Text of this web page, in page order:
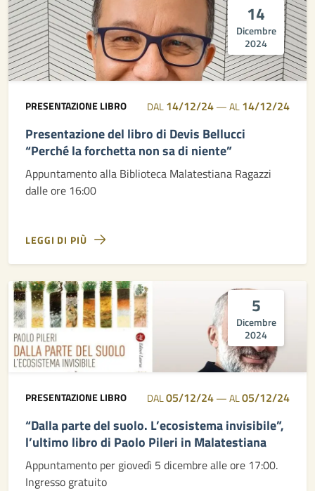
14
Dicembre
2024
PRESENTAZIONE LIBRO DAL14/12/24—AL14/12/24
Presentazione del libro di Devis Bellucci
“Perché la forchetta non sa di niente”
Appuntamento alla Biblioteca Malatestiana Ragazzi
dalle ore 16:00
LEGGI DI PIÙ
5
Dicembre
2024
PRESENTAZIONE LIBRO DAL05/12/24—AL05/12/24
“Dalla parte del suolo. L’ecosistema invisibile”,
l’ultimo libro di Paolo Pileri in Malatestiana
Appuntamento per giovedì 5 dicembre alle ore 17:00.
Ingresso gratuito